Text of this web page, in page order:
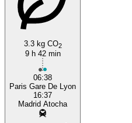
3.3 kg CO2
9 h 42 min
06:38
Paris Gare De Lyon
16:37
Madrid Atocha